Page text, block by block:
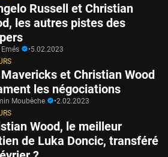
Russell et Christian
les autres pistes des
•5.02.2023
et Christian Wood
les négociations
Moubèche •2.02.2023
Wood, le meilleur
de Luka Doncic, transféré